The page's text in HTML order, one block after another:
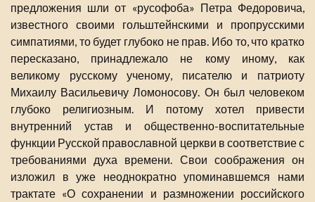
предложения шли от «русофоба» Петра Федоровича,
известного своими гольштейнскими и пропрусскими
симпатиями, то будет глубоко не прав. Ибо то, что кратко
пересказано, принадлежало не кому иному, как
великому русскому ученому, писателю и патриоту
Михаилу Васильевичу Ломоносову. Он был человеком
глубоко религиозным. И потому хотел привести
внутренний устав и общественно-воспитательные
функции Русской православной церкви в соответствие с
требованиями духа времени. Свои соображения он
изложил в уже неоднократно упоминавшемся нами
трактате «О сохранении и размножении российского